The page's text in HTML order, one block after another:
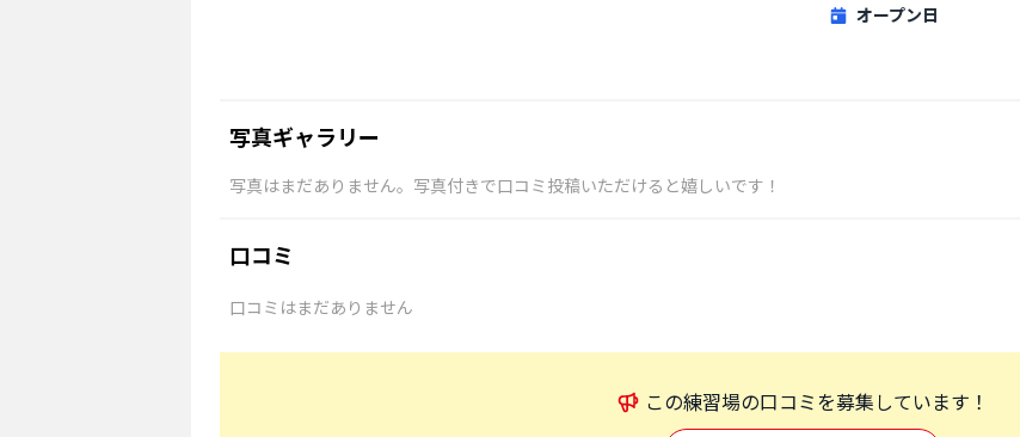
オープン日
写真ギャラリー
写真はまだありません。写真付きで口コミ投稿いただけると嬉しいです！
口コミ
口コミはまだありません
この練習場の口コミを募集しています！